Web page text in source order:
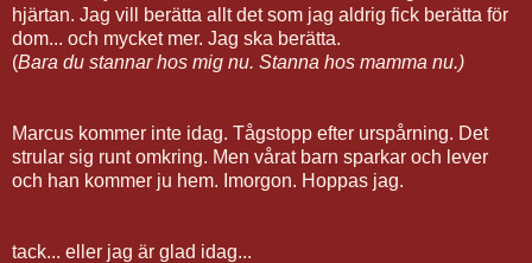
hjärtan. Jag vill berätta allt det som jag aldrig fick berätta för
dom... och mycket mer. Jag ska berätta.
(Bara du stannar hos mig nu. Stanna hos mamma nu.)
Marcus kommer inte idag. Tågstopp efter urspårning. Det
strular sig runt omkring. Men vårat barn sparkar och lever
och han kommer ju hem. Imorgon. Hoppas jag.
tack... eller jag är glad idag...